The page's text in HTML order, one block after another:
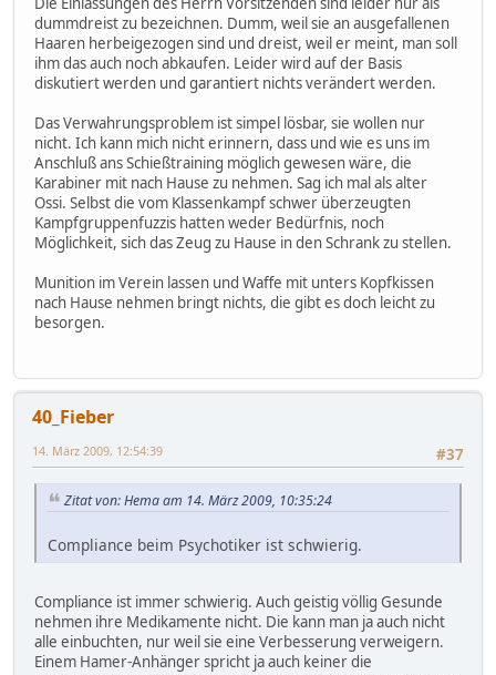
dummdreist zu bezeichnen. Dumm, weil sie an ausgefallenen
Haaren herbeigezogen sind und dreist, weil er meint, man soll
ihm das auch noch abkaufen. Leider wird auf der Basis
diskutiert werden und garantiert nichts verändert werden.
Das Verwahrungsproblem ist simpel lösbar, sie wollen nur
nicht. Ich kann mich nicht erinnern, dass und wie es uns im
Anschluß ans Schießtraining möglich gewesen wäre, die
Karabiner mit nach Hause zu nehmen. Sag ich mal als alter
Ossi. Selbst die vom Klassenkampf schwer überzeugten
Kampfgruppenfuzzis hatten weder Bedürfnis, noch
Möglichkeit, sich das Zeug zu Hause in den Schrank zu stellen.
Munition im Verein lassen und Waffe mit unters Kopfkissen
nach Hause nehmen bringt nichts, die gibt es doch leicht zu
besorgen.
40_Fieber
#37
14. März 2009, 12:54:39
Zitat von: Hema am 14. März 2009, 10:35:24
Compliance beim Psychotiker ist schwierig.
Compliance ist immer schwierig. Auch geistig völlig Gesunde
nehmen ihre Medikamente nicht. Die kann man ja auch nicht
alle einbuchten, nur weil sie eine Verbesserung verweigern.
Einem Hamer-Anhänger spricht ja auch keiner die